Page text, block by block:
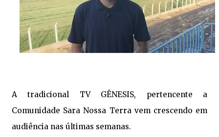
A tradicional TV GÊNESIS, pertencente a
Comunidade Sara Nossa Terra vem crescendo em
audiência nas últimas semanas.